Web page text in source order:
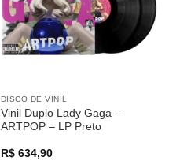
DISCO DE VINIL
Vinil Duplo Lady Gaga –
ARTPOP – LP Preto
R$634,90